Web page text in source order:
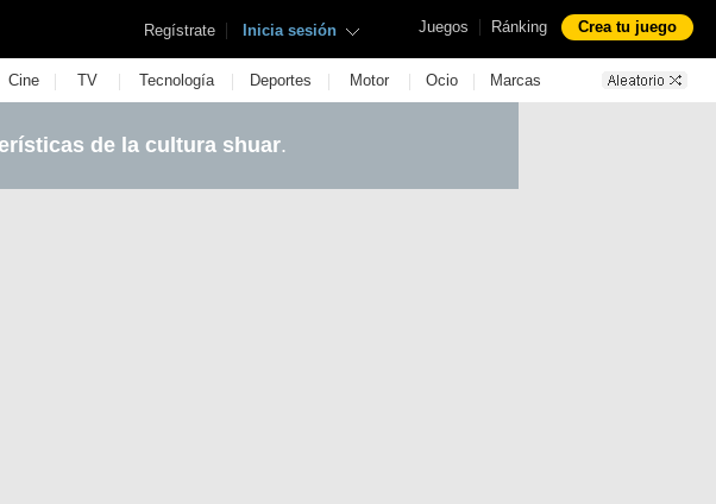
Juegos | Ránking Crea tu juego
Regístrate | Inicia sesión
Cine | TV | Tecnología | Deportes | Motor | Ocio | Marcas
de la cultura shuar.